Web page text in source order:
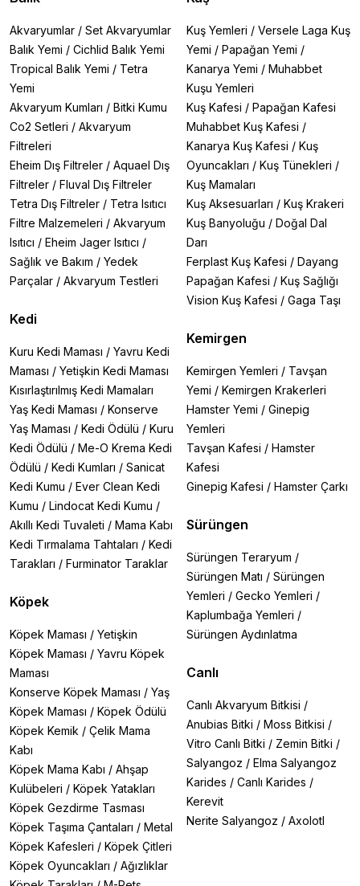
Akvaryumlar / Set Akvaryumlar
Balık Yemi / Cichlid Balık Yemi
Tropical Balık Yemi / Tetra
Yemi
Akvaryum Kumları / Bitki Kumu
Co2 Setleri / Akvaryum
Filtreleri
Eheim Dış Filtreler / Aquael Dış
Filtreler / Fluval Dış Filtreler
Tetra Dış Filtreler / Tetra Isıtıcı
Filtre Malzemeleri / Akvaryum
Isıtıcı / Eheim Jager Isıtıcı /
Sağlık ve Bakım / Yedek
Parçalar / Akvaryum Testleri
Kedi
Kuru Kedi Maması / Yavru Kedi
Maması / Yetişkin Kedi Maması
Kısırlaştırılmış Kedi Mamaları
Yaş Kedi Maması / Konserve
Yaş Maması / Kedi Ödülü / Kuru
Kedi Ödülü / Me-O Krema Kedi
Ödülü / Kedi Kumları / Sanicat
Kedi Kumu / Ever Clean Kedi
Kumu / Lindocat Kedi Kumu /
Akıllı Kedi Tuvaleti / Mama Kabı
Kedi Tırmalama Tahtaları / Kedi
Tarakları / Furminator Taraklar
Köpek
Köpek Maması / Yetişkin
Köpek Maması / Yavru Köpek
Maması
Konserve Köpek Maması / Yaş
Köpek Maması / Köpek Ödülü
Köpek Kemik / Çelik Mama
Kabı
Köpek Mama Kabı / Ahşap
Kulübeleri / Köpek Yatakları
Köpek Gezdirme Tasması
Köpek Taşıma Çantaları / Metal
Köpek Kafesleri / Köpek Çitleri
Köpek Oyuncakları / Ağızlıklar
Kuş Yemleri / Versele Laga Kuş
Yemi / Papağan Yemi /
Kanarya Yemi / Muhabbet
Kuşu Yemleri
Kuş Kafesi / Papağan Kafesi
Muhabbet Kuş Kafesi /
Kanarya Kuş Kafesi / Kuş
Oyuncakları / Kuş Tünekleri /
Kuş Mamaları
Kuş Aksesuarları / Kuş Krakeri
Kuş Banyoluğu / Doğal Dal
Darı
Ferplast Kuş Kafesi / Dayang
Papağan Kafesi / Kuş Sağlığı
Vision Kuş Kafesi / Gaga Taşı
Kemirgen
Kemirgen Yemleri / Tavşan
Yemi / Kemirgen Krakerleri
Hamster Yemi / Ginepig
Yemleri
Tavşan Kafesi / Hamster
Kafesi
Ginepig Kafesi / Hamster Çarkı
Sürüngen
Sürüngen Teraryum /
Sürüngen Matı / Sürüngen
Yemleri / Gecko Yemleri /
Kaplumbağa Yemleri /
Sürüngen Aydınlatma
Canlı
Canlı Akvaryum Bitkisi /
Anubias Bitki / Moss Bitkisi /
Vitro Canlı Bitki / Zemin Bitki /
Salyangoz / Elma Salyangoz
Karides / Canlı Karides /
Kerevit
Nerite Salyangoz / Axolotl